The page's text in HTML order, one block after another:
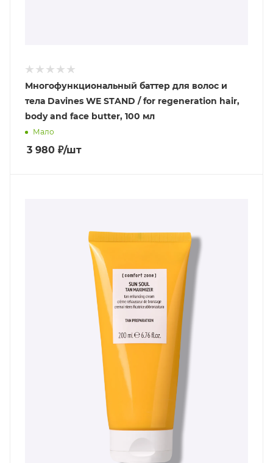
Многофункциональный баттер для волос и
тела Davines WE STAND / for regeneration hair,
body and face butter, 100 мл
Мало
3 980 ₽/шт